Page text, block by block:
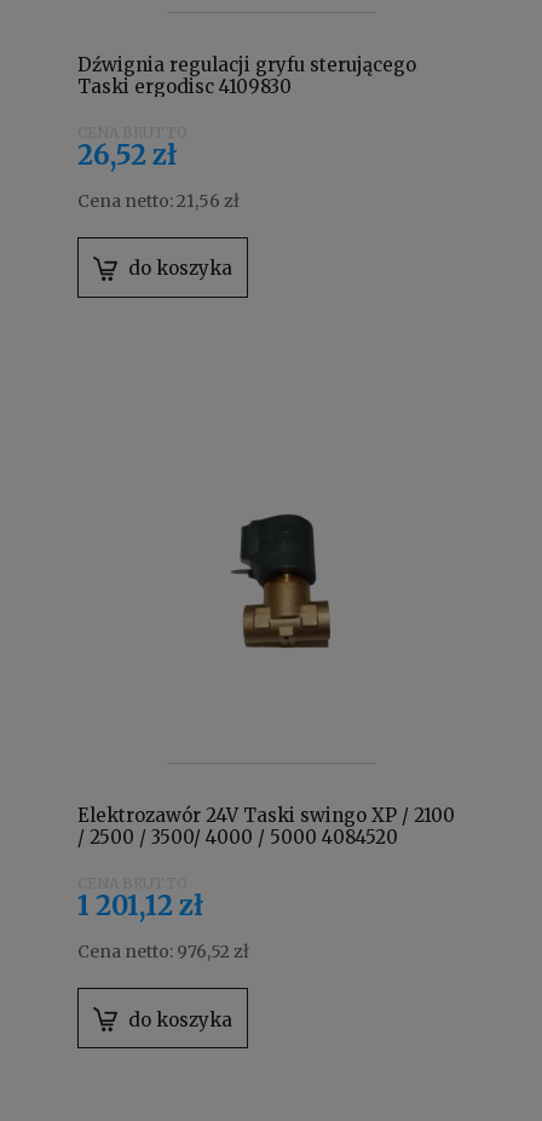
Dźwignia regulacji gryfu sterującego
Taski ergodisc 4109830
26,52 zł
Cena netto:21,56 zł
do koszyka
Elektrozawór 24V Taski swingo XP / 2100
/ 2500 / 3500/ 4000 / 5000 4084520
1 201,12 zł
Cena netto: 976,52 zł
do koszyka